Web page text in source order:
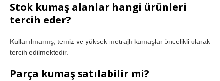
Stok kumaş alanlar hangi ürünleri
tercih eder?
Kullanılmamış, temiz ve yüksek metrajlı kumaşlar öncelikli olarak
tercih edilmektedir.
Parça kumaş satılabilir mi?